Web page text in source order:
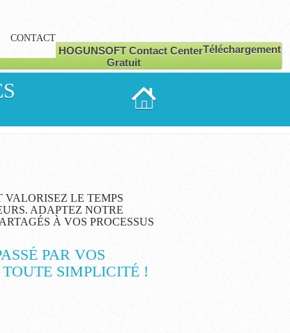
CONTACT
Téléchargement
Gratuit
LE TEMPS
ADAPTEZ NOTRE
À VOS PROCESSUS
PAR VOS
SIMPLICITÉ !